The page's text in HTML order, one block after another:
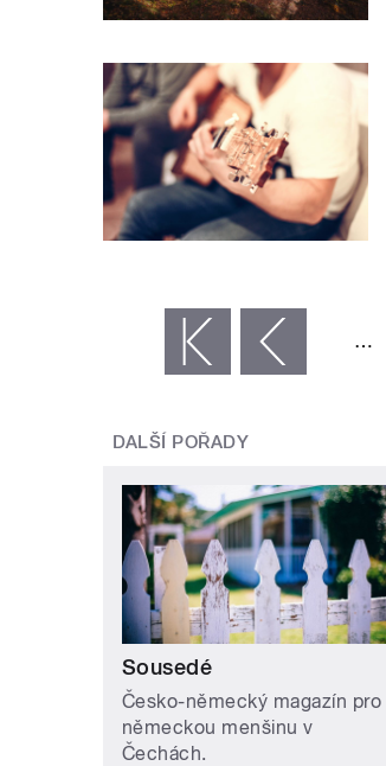
‹ předchozí …
DALŠÍ POŘADY
Sousedé
Česko-německý magazín pro
německou menšinu v
Čechách.